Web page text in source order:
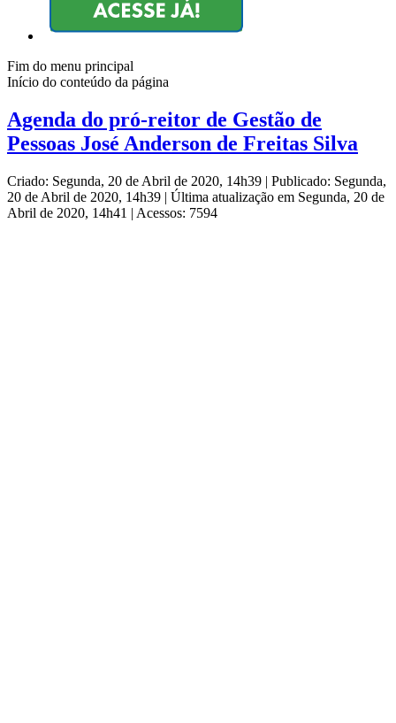
Fim do menu principal
Início do conteúdo da página
Agenda do pró-reitor de Gestão de
Pessoas José Anderson de Freitas Silva
Criado: Segunda, 20 de Abril de 2020, 14h39 | Publicado: Segunda,
20 de Abril de 2020, 14h39 | Última atualização em Segunda, 20 de
Abril de 2020, 14h41 | Acessos: 7594